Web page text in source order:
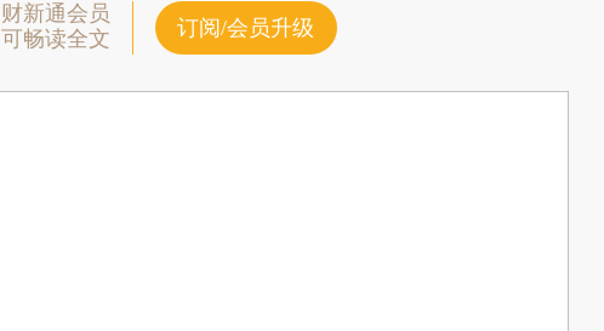
财新通会员
可畅读全文
订阅/会员升级